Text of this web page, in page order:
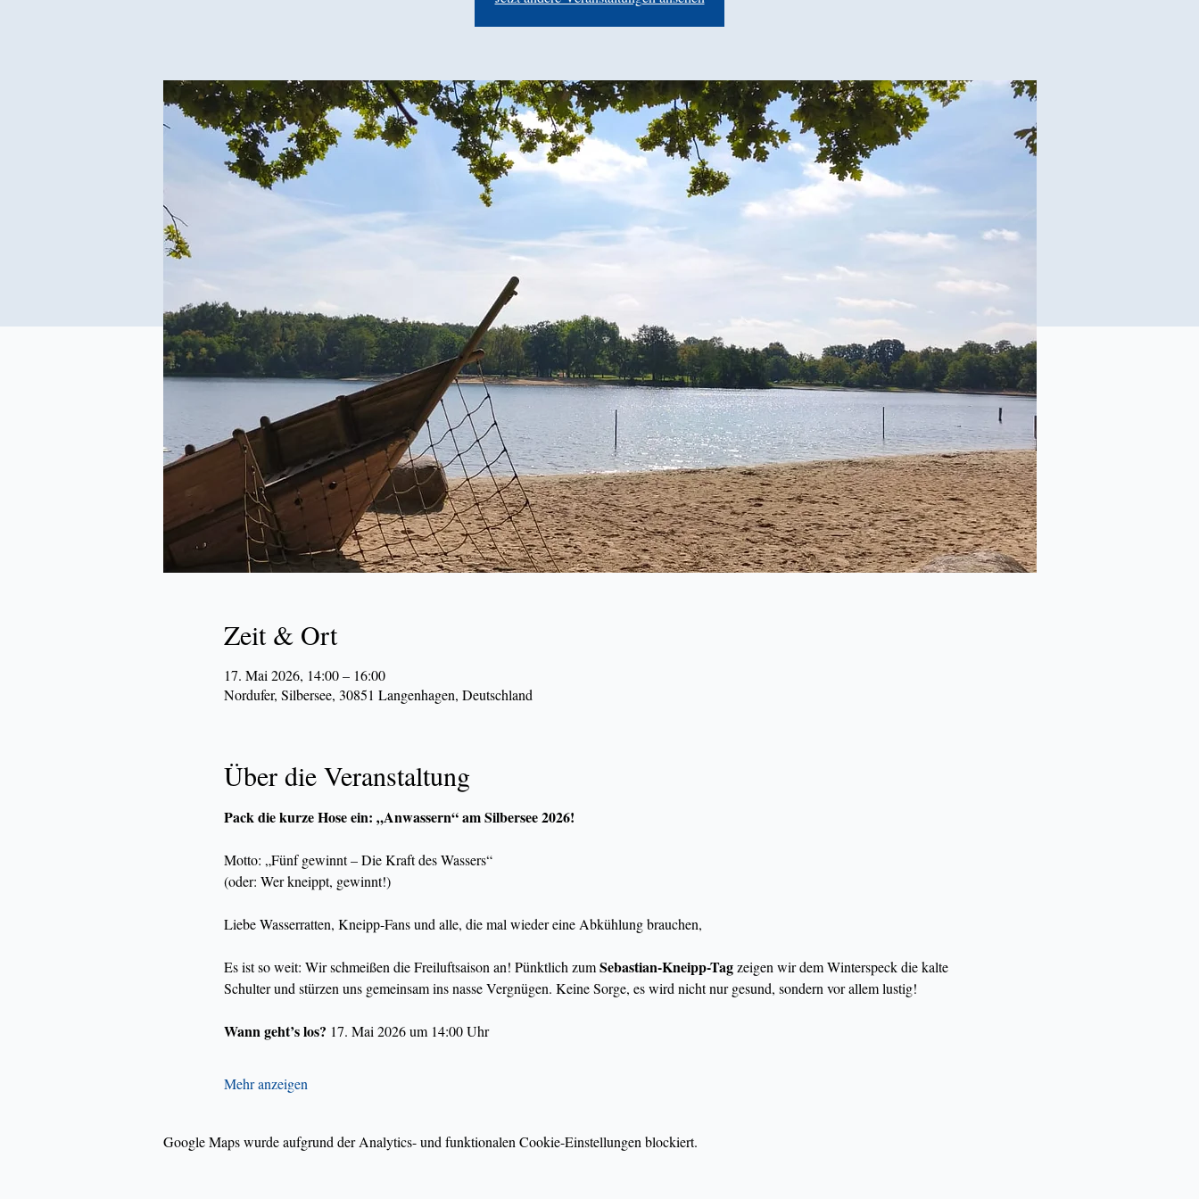
Zeit & Ort
17. Mai 2026, 14:00 – 16:00
Nordufer, Silbersee, 30851 Langenhagen, Deutschland
Über die Veranstaltung
Pack die kurze Hose ein: „Anwassern“ am Silbersee 2026!
Motto: „Fünf gewinnt – Die Kraft des Wassers“
(oder: Wer kneippt, gewinnt!)
Liebe Wasserratten, Kneipp-Fans und alle, die mal wieder eine Abkühlung brauchen,
Es ist so weit: Wir schmeißen die Freiluftsaison an! Pünktlich zum Sebastian-Kneipp-Tag zeigen wir dem Winterspeck die kalte
Schulter und stürzen uns gemeinsam ins nasse Vergnügen. Keine Sorge, es wird nicht nur gesund, sondern vor allem lustig!
Wann geht’s los? 17. Mai 2026 um 14:00 Uhr
Mehr anzeigen
Google Maps wurde aufgrund der Analytics- und funktionalen Cookie-Einstellungen blockiert.